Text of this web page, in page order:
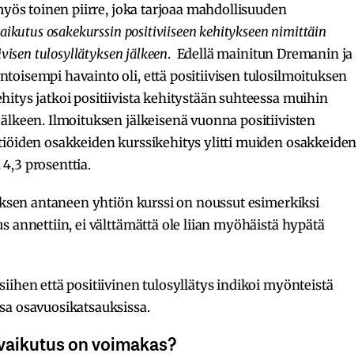
toinen piirre, joka tarjoaa mahdollisuuden
osakekurssin positiviiseen kehitykseen nimittäin
tulosyllätyksen jälkeen. Edellä mainitun Dremanin ja
havainto oli, että positiivisen tulosilmoituksen
jatkoi positiivista kehitystään suhteessa muihin
Ilmoituksen jälkeisenä vuonna positiivisten
osakkeiden kurssikehitys ylitti muiden osakkeiden
prosenttia.
antaneen yhtiön kurssi on noussut esimerkiksi
annettiin, ei välttämättä ole liian myöhäistä hypätä
että positiivinen tulosyllätys indikoi myönteistä
osavuosikatsauksissa.
on voimakas?